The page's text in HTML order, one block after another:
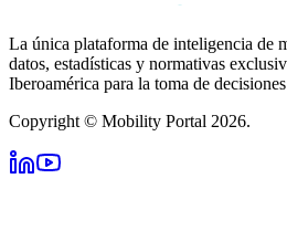
La única plataforma de inteligencia de
datos, estadísticas y normativas
Iberoamérica para la toma de
Copyright © Mobility Portal 2026.